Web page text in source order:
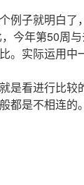
例子就明白了
今年第50周
。实际运用中
是看进行比较
都是不相连的